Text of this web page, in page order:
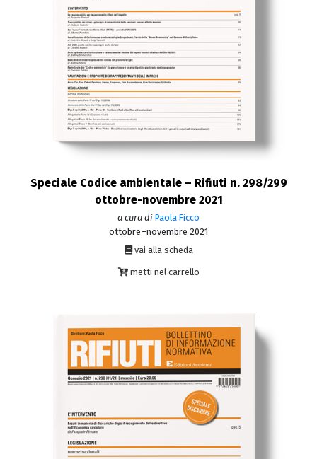
Speciale Codice ambientale – Rifiuti n. 298/299
ottobre-novembre 2021
a cura di Paola Ficco
ottobre–novembre 2021
vai alla scheda
metti nel carrello